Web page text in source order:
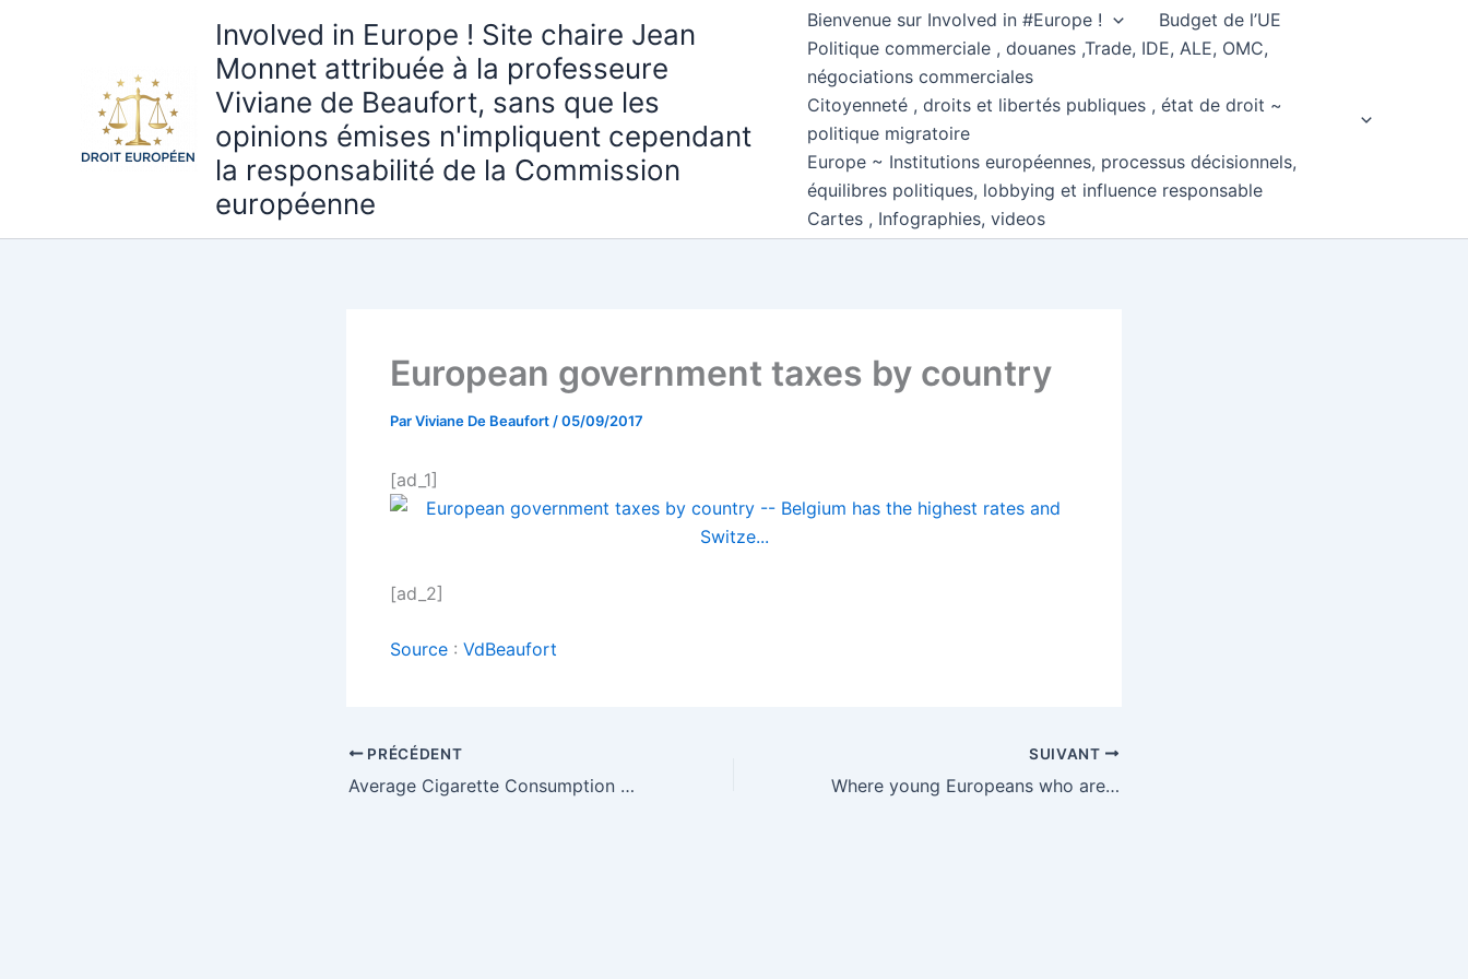
Involved in Europe ! Site chaire Jean
Monnet attribuée à la professeure
Viviane de Beaufort, sans que les
opinions émises n'impliquent cependant
la responsabilité de la Commission
européenne
Bienvenue sur Involved in #Europe !
Budget de l’UE
Politique commerciale , douanes ,Trade, IDE, ALE, OMC,
négociations commerciales
Citoyenneté , droits et libertés publiques , état de droit ~
politique migratoire
Europe ~ Institutions européennes, processus décisionnels,
équilibres politiques, lobbying et influence responsable
Cartes , Infographies, videos
European government taxes by country
ParViviane De Beaufort /05/09/2017
[ad_1]
[ad_2]
Source : VdBeaufort
PRÉCÉDENT
Average Cigarette Consumption per Capita in Europe
SUIVANT
Where young Europeans who aren’t working or in school are concentrated